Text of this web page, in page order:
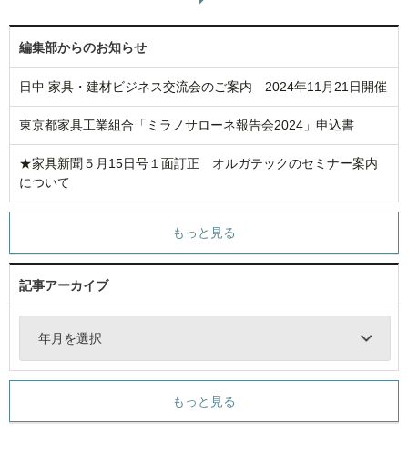
編集部からのお知らせ
日中 家具・建材ビジネス交流会のご案内 2024年11月21日開催
東京都家具工業組合「ミラノサローネ報告会2024」申込書
★家具新聞５月15日号１面訂正 オルガテックのセミナー案内
について
もっと見る
記事アーカイブ
年月を選択
もっと見る